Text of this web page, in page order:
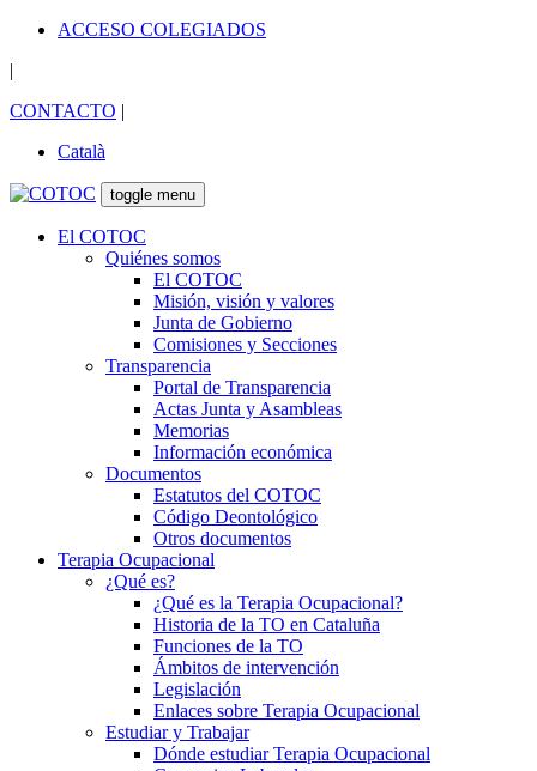
ACCESO COLEGIADOS
|
CONTACTO |
Català
toggle menu
El COTOC
Quiénes somos
El COTOC
Misión, visión y valores
Junta de Gobierno
Comisiones y Secciones
Transparencia
Portal de Transparencia
Actas Junta y Asambleas
Memorias
Información económica
Documentos
Estatutos del COTOC
Código Deontológico
Otros documentos
Terapia Ocupacional
¿Qué es?
¿Qué es la Terapia Ocupacional?
Historia de la TO en Cataluña
Funciones de la TO
Ámbitos de intervención
Legislación
Enlaces sobre Terapia Ocupacional
Estudiar y Trabajar
Dónde estudiar Terapia Ocupacional